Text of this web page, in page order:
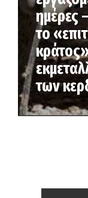
ημέρες
το
των